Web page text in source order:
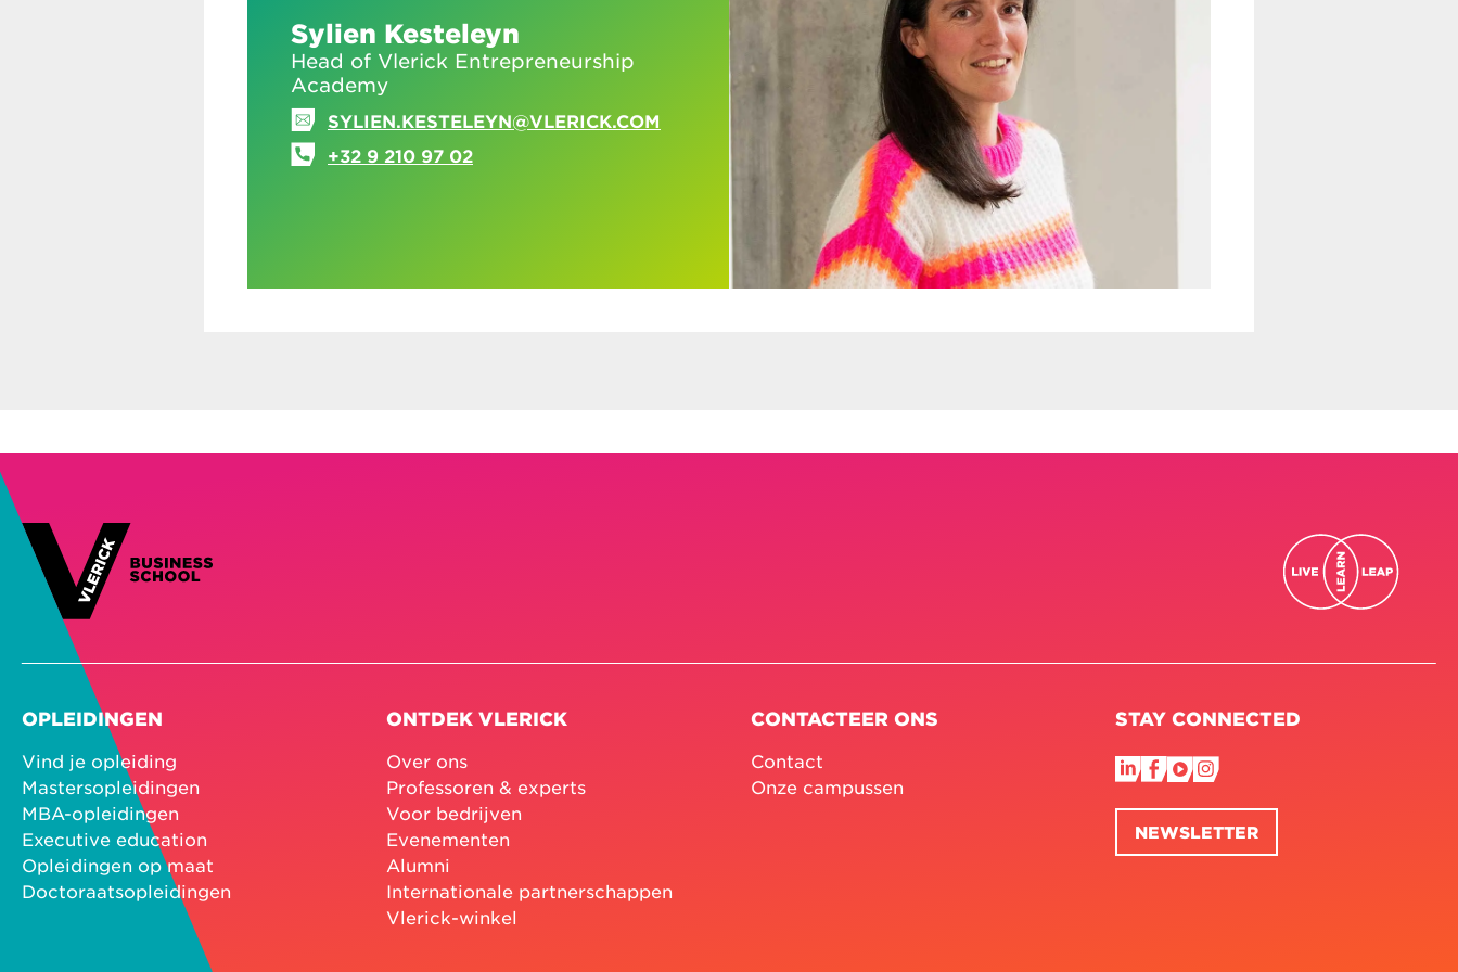
Sylien Kesteleyn
Head of Vlerick Entrepreneurship
Academy
SYLIEN.KESTELEYN@VLERICK.COM
+32 9 210 97 02
OPLEIDINGEN
Vind je opleiding
Mastersopleidingen
MBA-opleidingen
Executive education
Opleidingen op maat
Doctoraatsopleidingen
ONTDEK VLERICK
Over ons
Professoren & experts
Voor bedrijven
Evenementen
Alumni
Internationale partnerschappen
Vlerick-winkel
CONTACTEER ONS
Contact
Onze campussen
STAY CONNECTED
NEWSLETTER